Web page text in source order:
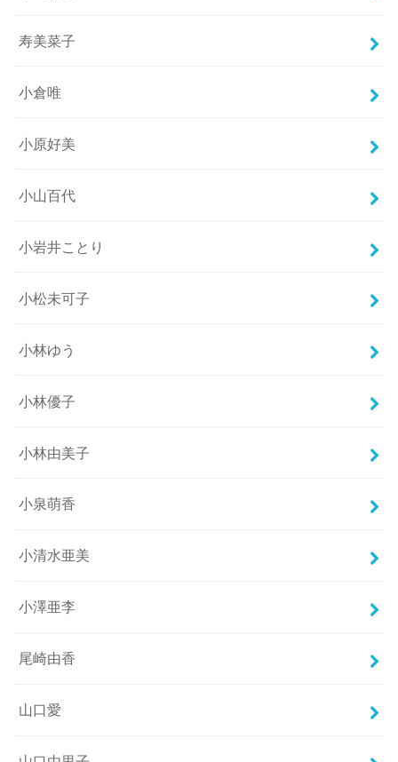
寿美菜子
小倉唯
小原好美
小山百代
小岩井ことり
小松未可子
小林ゆう
小林優子
小林由美子
小泉萌香
小清水亜美
小澤亜李
尾崎由香
山口愛